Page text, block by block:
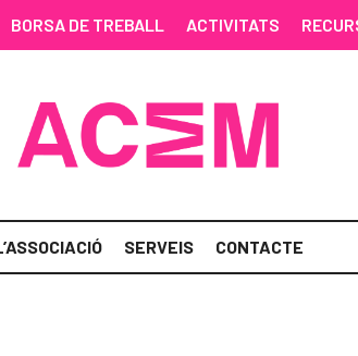
BORSA DE TREBALL ACTIVITATS
SERVEIS CONTACTE